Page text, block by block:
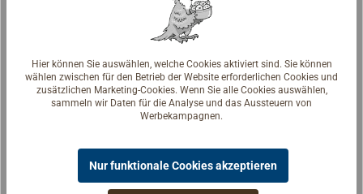
4397-930
Spannung (V)
24
Leistung (W)
2400
3000
285
150
Hier können Sie auswählen, welche Cookies aktiviert sind. Sie können
wählen zwischen für den Betrieb der Website erforderlichen Cookies und
zusätzlichen Marketing-Cookies. Wenn Sie alle Cookies auswählen,
sammeln wir Daten für die Analyse und das Aussteuern von
Werbekampagnen.
Nur funktionale Cookies akzeptieren